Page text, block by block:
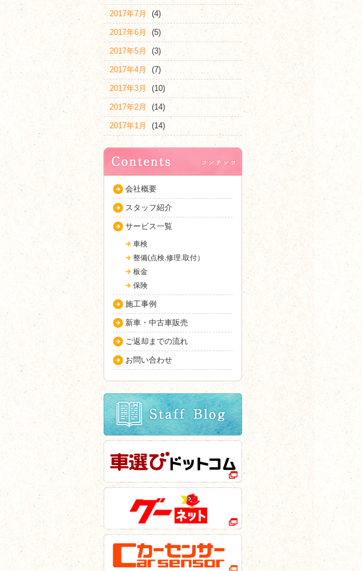
2017年7月 (4)
2017年6月 (5)
2017年5月 (3)
2017年4月 (7)
2017年3月 (10)
2017年2月 (14)
2017年1月 (14)
会社概要
スタッフ紹介
サービス一覧
車検
整備(点検.修理.取付）
板金
保険
施工事例
新車・中古車販売
ご返却までの流れ
お問い合わせ